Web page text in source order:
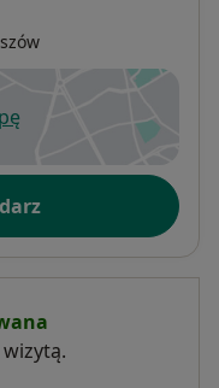
się w nowej karcie